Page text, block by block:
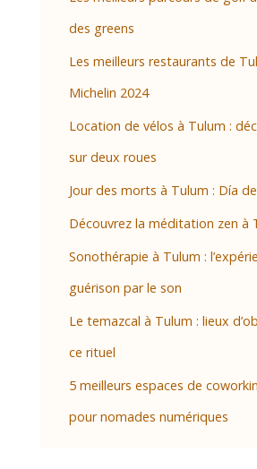
des greens
Les meilleurs restaurants de
Michelin 2024
Location de vélos à Tulum :
sur deux roues
Jour des morts à Tulum : Día
Découvrez la méditation zen à
Sonothérapie à Tulum :
guérison par le son
Le temazcal à Tulum : lieux
ce rituel
5 meilleurs espaces de
pour nomades numériques